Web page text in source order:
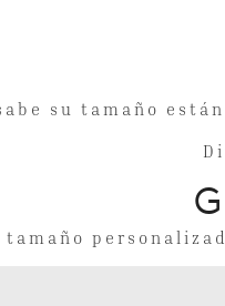
tamaño estándar,